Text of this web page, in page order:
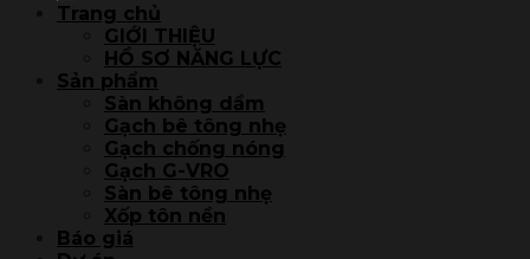
Trang chủ
GIỚI THIỆU
HỒ SƠ NĂNG LỰC
Sản phẩm
Sàn không dầm
Gạch bê tông nhẹ
Gạch chống nóng
Gạch G-VRO
Sàn bê tông nhẹ
Xốp tôn nền
Báo giá